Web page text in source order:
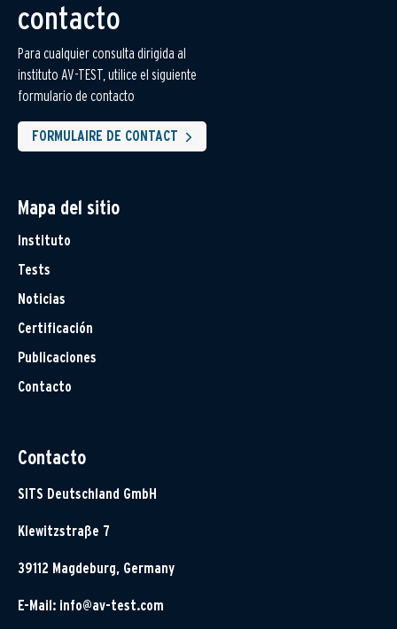
contacto
Para cualquier consulta dirigida al
instituto AV-TEST, utilice el siguiente
formulario de contacto
FORMULAIRE DE CONTACT
Mapa del sitio
Instituto
Tests
Noticias
Certificación
Publicaciones
Contacto
Contacto
SITS Deutschland GmbH
Klewitzstraße 7
39112 Magdeburg, Germany
E-Mail: info@av-test.com